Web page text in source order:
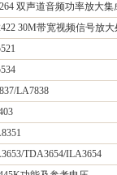
双声道音频功率放大集
30M带宽视频信号放大
LA7838
TDA3654/ILA3654